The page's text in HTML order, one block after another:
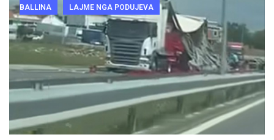
BALLINA LAJME NGA PODUJEVA